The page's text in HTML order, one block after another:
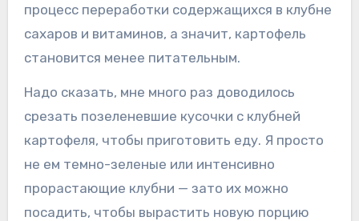
процесс переработки содержащихся в клубне
сахаров и витаминов, а значит, картофель
становится менее питательным.
Надо сказать, мне много раз доводилось
срезать позеленевшие кусочки с клубней
картофеля, чтобы приготовить еду. Я просто
не ем темно-зеленые или интенсивно
прорастающие клубни — зато их можно
посадить, чтобы вырастить новую порцию